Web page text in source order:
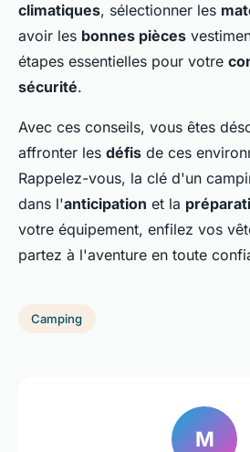
climatiques, sélectionner les
avoir les bonnes pièces
étapes essentielles pour votre
sécurité.
Avec ces conseils, vous êtes
affronter les défis de ces
Rappelez-vous, la clé d'un
dans l'anticipation et la
votre équipement, enfilez vos
partez à l'aventure en toute
Camping
M